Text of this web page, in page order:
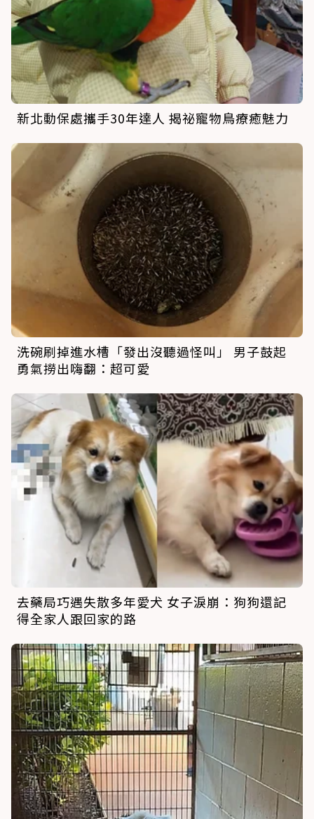
新北動保處攜手30年達人 揭祕寵物鳥療癒魅力
洗碗刷掉進水槽「發出沒聽過怪叫」 男子鼓起
勇氣撈出嗨翻：超可愛
去藥局巧遇失散多年愛犬 女子淚崩：狗狗還記
得全家人跟回家的路